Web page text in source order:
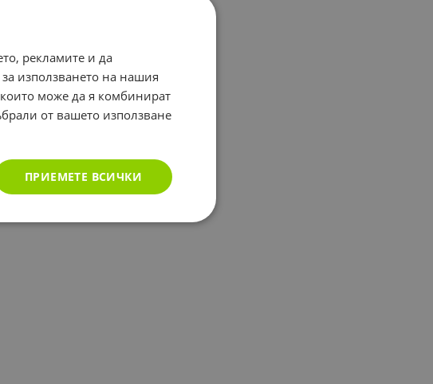
рекламите и да
използването на нашия
може да я комбинират
от вашето използване
ПРИЕМЕТЕ ВСИЧКИ